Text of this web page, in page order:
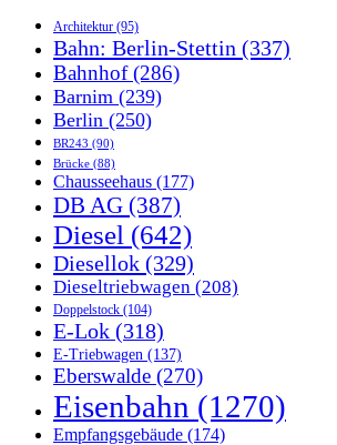
Architektur (95)
Bahn: Berlin-Stettin (337)
Bahnhof(286)
Barnim (239)
Berlin (250)
BR243 (90)
Brücke (88)
Chausseehaus (177)
DB AG (387)
Diesel (642)
Diesellok (329)
Dieseltriebwagen (208)
Doppelstock (104)
E-Lok (318)
E-Triebwagen (137)
Eberswalde (270)
Eisenbahn (1270)
Empfangsgebäude (174)